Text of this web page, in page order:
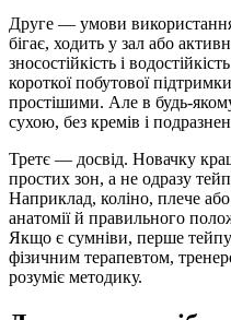
Друге — умови
бігає, ходить у зал або
зносостійкість і
короткої побутової
простішими. Але в будь-
сухою, без кремів і
Третє — досвід. Новачку
простих зон, а не одразу
Наприклад, коліно, плече
анатомії й правильного
Якщо є сумніви, перше
фізичним терапевтом,
розуміє методику.